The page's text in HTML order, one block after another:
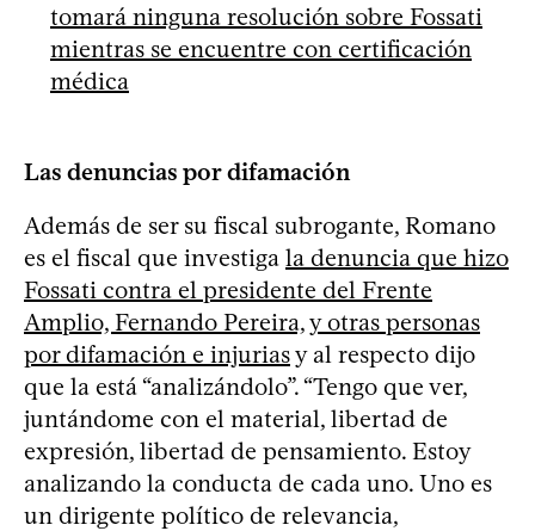
tomará ninguna resolución sobre Fossati
mientras se encuentre con certificación
médica
Las denuncias por difamación
Además de ser su fiscal subrogante, Romano
es el fiscal que investiga la denuncia que hizo
Fossati contra el presidente del Frente
Amplio, Fernando Pereira, y otras personas
por difamación e injuriasy al respecto dijo
que la está “analizándolo”. “Tengo que ver,
juntándome con el material, libertad de
expresión, libertad de pensamiento. Estoy
analizando la conducta de cada uno. Uno es
un dirigente político de relevancia,